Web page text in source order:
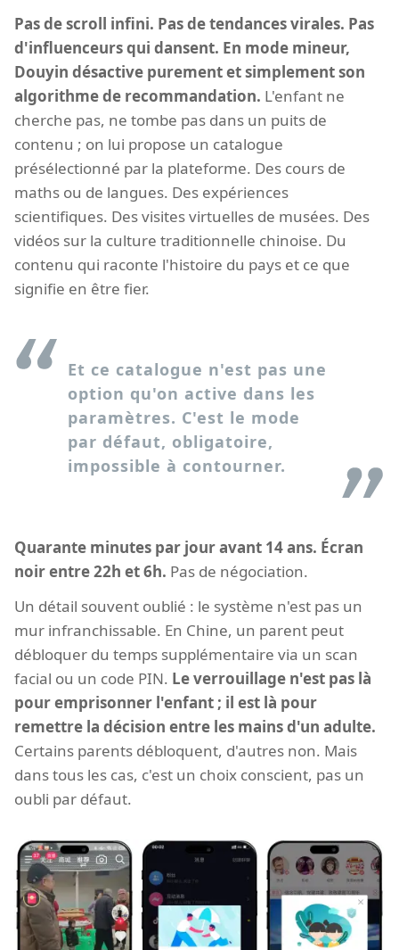
Pas de scroll infini. Pas de tendances virales. Pas
d'influenceurs qui dansent. En mode mineur,
Douyin désactive purement et simplement son
algorithme de recommandation. L'enfant ne
cherche pas, ne tombe pas dans un puits de
contenu ; on lui propose un catalogue
présélectionné par la plateforme. Des cours de
maths ou de langues. Des expériences
scientifiques. Des visites virtuelles de musées. Des
vidéos sur la culture traditionnelle chinoise. Du
contenu qui raconte l'histoire du pays et ce que
signifie en être fier.
Et ce catalogue n'est pas une
option qu'on active dans les
paramètres. C'est le mode
par défaut, obligatoire,
impossible à contourner.
Quarante minutes par jour avant 14 ans. Écran
noir entre 22h et 6h. Pas de négociation.
Un détail souvent oublié : le système n'est pas un
mur infranchissable. En Chine, un parent peut
débloquer du temps supplémentaire via un scan
facial ou un code PIN. Le verrouillage n'est pas là
pour emprisonner l'enfant ; il est là pour
remettre la décision entre les mains d'un adulte.
Certains parents débloquent, d'autres non. Mais
dans tous les cas, c'est un choix conscient, pas un
oubli par défaut.